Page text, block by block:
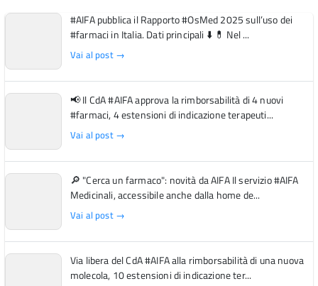
#AIFA pubblica il Rapporto #OsMed 2025 sull’uso dei
#farmaci in Italia. Dati principali ⬇️ 💊 Nel ...
Vai al post →
📢 Il CdA #AIFA approva la rimborsabilità di 4 nuovi
#farmaci, 4 estensioni di indicazione terapeuti...
Vai al post →
🔎 "Cerca un farmaco": novità da AIFA Il servizio #AIFA
Medicinali, accessibile anche dalla home de...
Vai al post →
Via libera del CdA #AIFA alla rimborsabilità di una nuova
molecola, 10 estensioni di indicazione ter...